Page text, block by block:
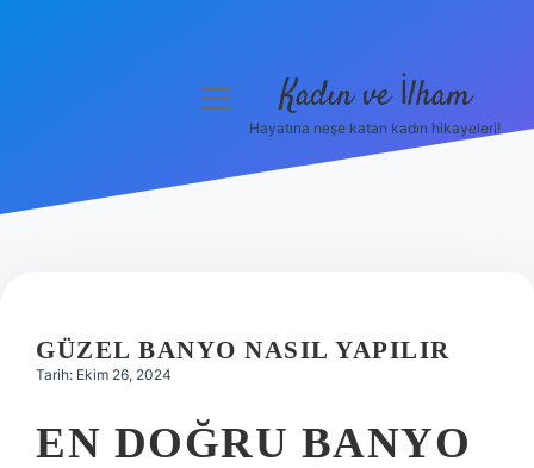
Hakkımızda
menüyü
Kadın ve İlham
Hayatına neşe katan kadın hikayeleri!
GÜZEL BANYO NASIL YAPILIR
Tarih: Ekim 26, 2024
EN DOĞRU BANYO